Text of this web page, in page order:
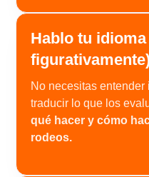
Hablo tu
No necesitas
traducir lo que los
qué hacer y cómo
rodeos.